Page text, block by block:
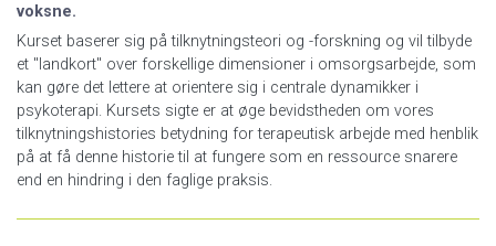
voksne.
Kurset baserer sig på tilknytningsteori og -forskning og vil tilbyde
et "landkort" over forskellige dimensioner i omsorgsarbejde, som
kan gøre det lettere at orientere sig i centrale dynamikker i
psykoterapi. Kursets sigte er at øge bevidstheden om vores
tilknytningshistories betydning for terapeutisk arbejde med henblik
på at få denne historie til at fungere som en ressource snarere
end en hindring i den faglige praksis.